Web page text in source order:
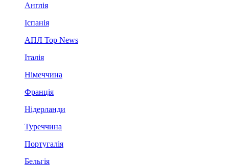
Англія
Іспанія
АПЛ Top News
Італія
Німеччина
Франція
Нідерланди
Туреччина
Португалія
Бельгія